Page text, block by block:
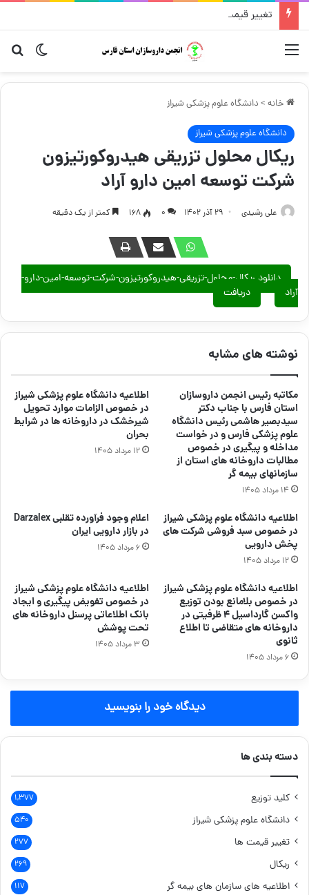
تغییر قیمت مکمل و گیاهی ۱۴ مرداد
تغییر منو
خانه > دانشگاه علوم پزشکی شیراز
دانشگاه علوم پزشکی شیراز
ریکال محلول تزریقی هیدروکورتیزون
شرکت توسعه امین دارو آراد
علی رشیدی ۲۹ آذر ۱۴۰۲ ۰ 168 کمتر از یک دقیقه
دانلود ریکال-محلول-تزریقی-هیدروکورتیزون-شرکت-توسعه-امین-دارو-
آراد
دریافت
نوشته های مشابه
مکاتبه رئیس انجمن داروسازان
استان فارس با جناب دکتر
سیدبصیر هاشمی رئیس دانشگاه
علوم پزشکی فارس و در خواست
مداخله و پیگیری در خصوص
مطالبات داروخانه های استان از
سازمانهای بیمه گر
۱۴ مرداد ۱۴۰۵
اطلاعیه دانشگاه علوم پزشکی شیراز
در خصوص الزامات موارد تحویل
شیرخشک در داروخانه ها در شرایط
بحران
۱۲ مرداد ۱۴۰۵
اطلاعیه دانشگاه علوم پزشکی شیراز
در خصوص سبد فروشی شرکت های
پخش دارویی
۱۲ مرداد ۱۴۰۵
اعلام وجود فرآورده تقلبی Darzalex
در بازار دارویی ایران
۶ مرداد ۱۴۰۵
اطلاعیه دانشگاه علوم پزشکی شیراز
در خصوص بلامانع بودن توزیع
واکسن گارداسیل ۴ ظرفیتی در
داروخانه های متقاضی تا اطلاع
ثانوی
۶ مرداد ۱۴۰۵
اطلاعیه دانشگاه علوم پزشکی شیراز
در خصوص تفویض پیگیری و ایجاد
بانک اطلاعاتی پرسنل داروخانه های
تحت پوشش
۳ مرداد ۱۴۰۵
دیدگاه خود را بنویسید
دسته بندی ها
کلید توزیع ۱,۳۷۷
دانشگاه علوم پزشکی شیراز ۵۴۰
تغییر قیمت ها ۲۷۷
ریکال ۲۶۹
اطلاعیه های سازمان های بیمه گر ۱۱۷